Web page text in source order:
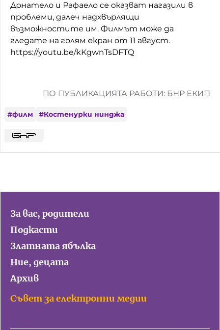
Донатело и Рафаело се оказват нагазили в
проблеми, далеч надхвърлящи
възможностите им. Филмът може да
гледате на голям екран от 11 август.
https://youtu.be/kKgwnTsDFTQ
ПО ПУБЛИКАЦИЯТА РАБОТИ: БНР ЕКИП
#филм #Костенурки нинджа
За вас, родители
Подкасти
Златната ябълка
Ние, децата
Архив
Съвет за електронни медии